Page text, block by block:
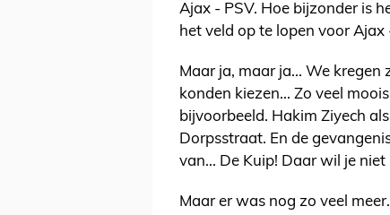
Ajax - PSV. Hoe bijzonder is
het veld op te lopen voor Ajax
Maar ja, maar ja... We
konden kiezen... Zo veel
bijvoorbeeld. Hakim Ziyech
Dorpsstraat. En de
van... De Kuip! Daar wil je
Maar er was nog zo veel